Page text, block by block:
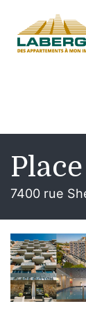
7400 rue